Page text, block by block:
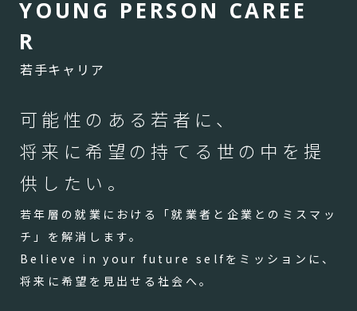
YOUN G PERSON CAREE
R
若手キャリア
可能性のある若者に、
将来に希望の持てる世の中を提
供したい。
若年層の就業における「就業者と企業とのミスマッ
チ」を解消します。
Believe in your future selfをミッションに、
将来に希望を見出せる社会へ。